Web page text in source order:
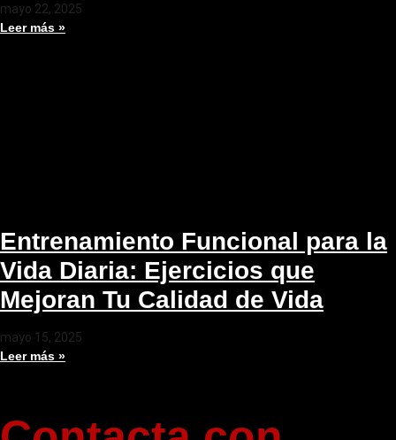
mayo 22, 2025
Leer más »
Entrenamiento Funcional para la
Vida Diaria: Ejercicios que
Mejoran Tu Calidad de Vida
mayo 15, 2025
Leer más »